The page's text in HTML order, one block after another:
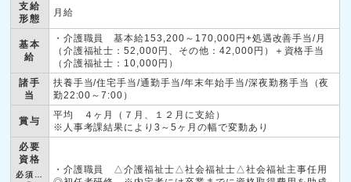
支給
形態
月給
基本
給
・介護職員 基本給153,200～170,000円+処遇改善手当/月
（介護福祉士：52,000円、その他：42,000円）＋資格手当
（介護福祉士：10,000円）
諸手
当
扶養手当/住宅手当/通勤手当/年末年始手当/深夜勤務手当（夜
勤22:00～7:00）
賞与
平均 ４ヶ月（７月、１２月に支給）
※人事考課結果により3～5ヶ月の幅で変動あり
必要
資格
必須…
・介護職員 △介護福祉士△社会福祉士△社会福祉主事任用